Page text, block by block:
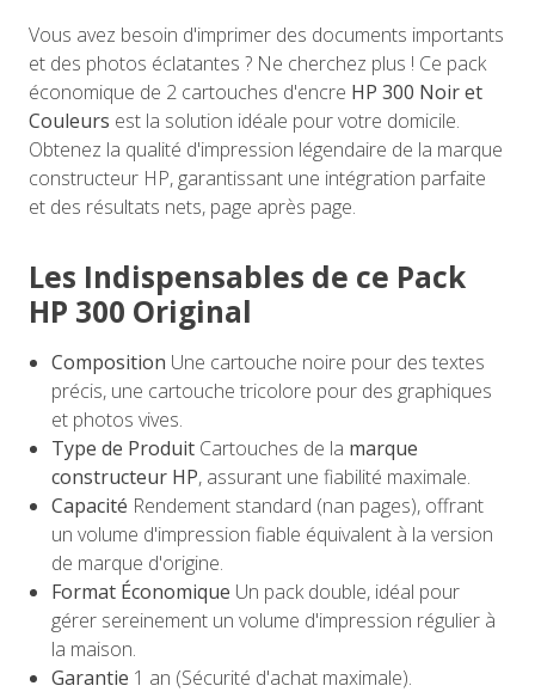
Vous avez besoin d'imprimer des documents importants
et des photos éclatantes ? Ne cherchez plus ! Ce pack
économique de 2 cartouches d'encre HP 300 Noir et
Couleurs est la solution idéale pour votre domicile.
Obtenez la qualité d'impression légendaire de la marque
constructeur HP, garantissant une intégration parfaite
et des résultats nets, page après page.
Les Indispensables de ce Pack
HP 300 Original
Composition Une cartouche noire pour des textes
précis, une cartouche tricolore pour des graphiques
et photos vives.
Type de Produit Cartouches de la marque
constructeur HP, assurant une fiabilité maximale.
Capacité Rendement standard (nan pages), offrant
un volume d'impression fiable équivalent à la version
de marque d'origine.
Format Économique Un pack double, idéal pour
gérer sereinement un volume d'impression régulier à
la maison.
Garantie 1 an (Sécurité d'achat maximale).